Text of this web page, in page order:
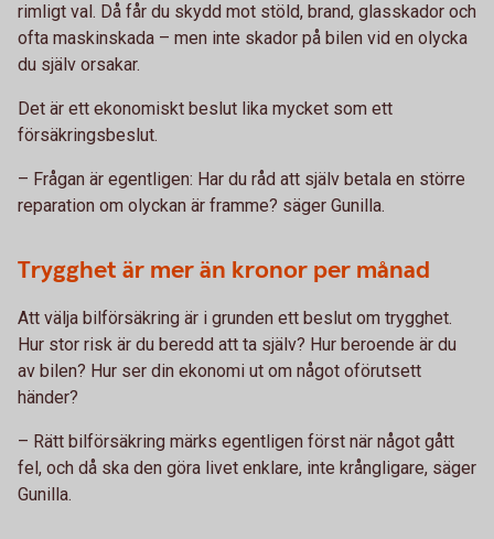
rimligt val. Då får du skydd mot stöld, brand, glasskador och
ofta maskinskada – men inte skador på bilen vid en olycka
du själv orsakar.
Det är ett ekonomiskt beslut lika mycket som ett
försäkringsbeslut.
– Frågan är egentligen: Har du råd att själv betala en större
reparation om olyckan är framme? säger Gunilla.
Trygghet är mer än kronor per månad
Att välja bilförsäkring är i grunden ett beslut om trygghet.
Hur stor risk är du beredd att ta själv? Hur beroende är du
av bilen? Hur ser din ekonomi ut om något oförutsett
händer?
– Rätt bilförsäkring märks egentligen först när något gått
fel, och då ska den göra livet enklare, inte krångligare, säger
Gunilla.